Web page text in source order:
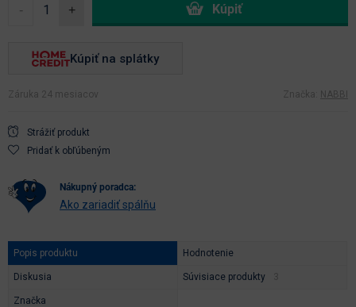
- +
Kúpiť na splátky
Záruka 24 mesiacov Značka: NABBI
Strážiť produkt
Pridať k obľúbeným
nákupný poradca:
Ako zariadiť spálňu
Popis produktu Hodnotenie
Diskusia Súvisiace produkty
Značka